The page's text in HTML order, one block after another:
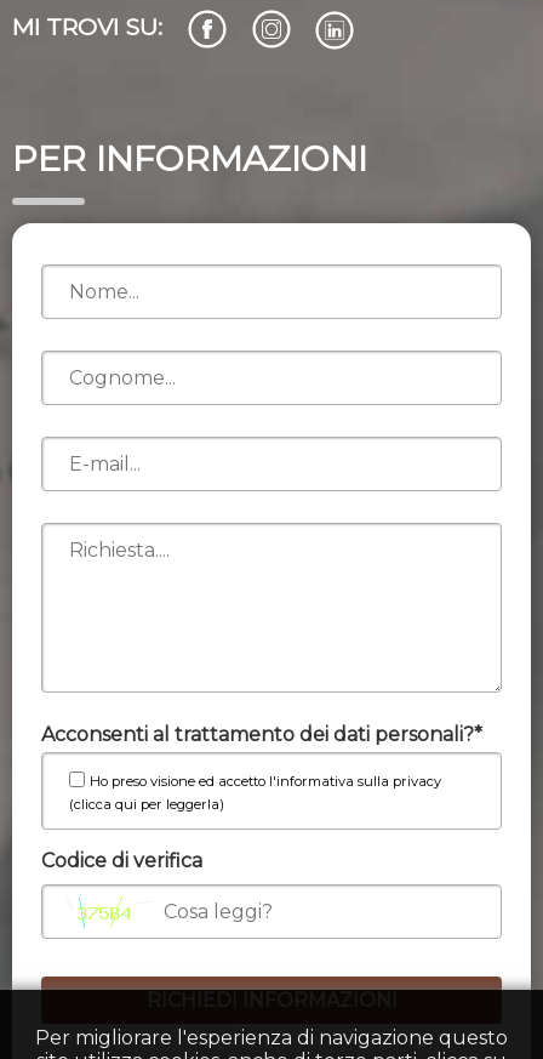
MI TROVI SU:
PER INFORMAZIONI
Acconsenti al trattamento dei dati personali?*
Ho preso visione ed accetto l'informativa sulla privacy
(clicca qui per leggerla)
Codice di verifica
Per migliorare l'esperienza di navigazione questo